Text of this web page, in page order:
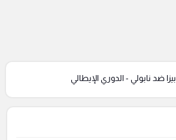
بيزا ضد نابولي - الدوري الإيطالي